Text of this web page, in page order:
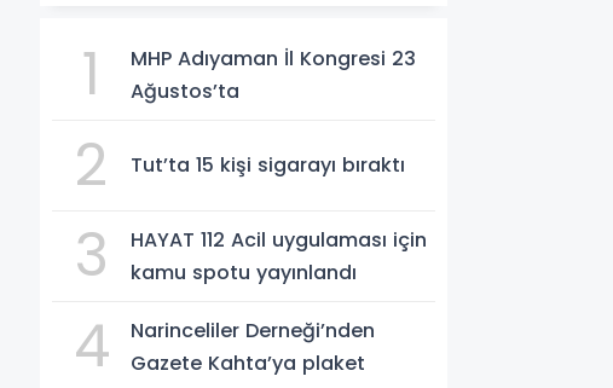
1
MHP Adıyaman İl Kongresi 23
Ağustos’ta
2 Tut’ta 15 kişi sigarayı bıraktı
3
HAYAT 112 Acil uygulaması için
kamu spotu yayınlandı
4
Narinceliler Derneği’nden
Gazete Kahta’ya plaket